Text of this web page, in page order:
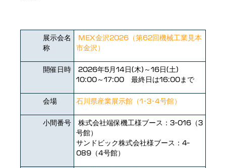
展示会名
称
MEX金沢2026（第62回機械工業見本
市金沢）
開催日時
2026年5月14日(木)～16日(土)
10:00～17:00 最終日は16:00まで
会場 石川県産業展示館（1･3･4号館）
小間番号
株式会社端保機工様ブース：3-016（3
号館）
サンドビック株式会社様ブース：4-
089（4号館）